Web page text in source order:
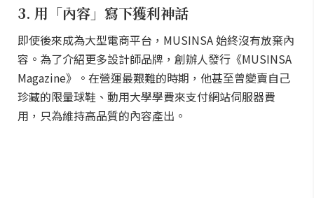
3. 用「內容」寫下獲利神話
即使後來成為大型電商平台，MUSINSA 始終沒有放棄內
容。為了介紹更多設計師品牌，創辦人發行《MUSINSA
Magazine》。在營運最艱難的時期，他甚至曾變賣自己
珍藏的限量球鞋、動用大學學費來支付網站伺服器費
用，只為維持高品質的內容產出。